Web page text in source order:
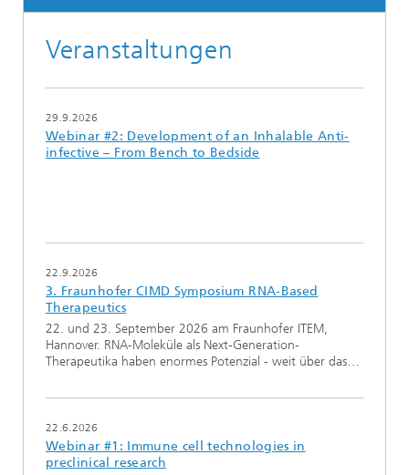
Veranstaltungen
29.9.2026
Webinar #2: Development of an Inhalable Anti-
infective – From Bench to Bedside
22.9.2026
3. Fraunhofer CIMD Symposium RNA-Based
Therapeutics
22. und 23. September 2026 am Fraunhofer ITEM,
Hannover. RNA-Moleküle als Next-Generation-
Therapeutika haben enormes Potenzial - weit über das…
22.6.2026
Webinar #1: Immune cell technologies in
preclinical research